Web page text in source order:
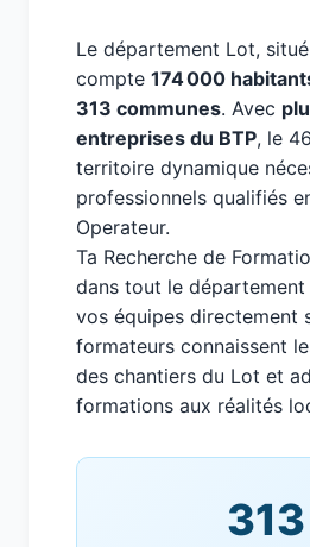
Le département Lot,
compte 174 000
313 communes. Avec
entreprises du BTP, le
territoire dynamique
professionnels qualifiés
Operateur.
Ta Recherche de
dans tout le
vos équipes directement
formateurs connaissent
des chantiers du Lot et
formations aux réalités
313